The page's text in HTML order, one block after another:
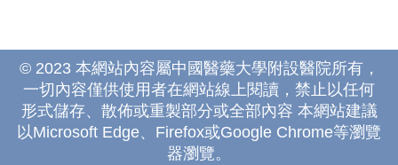
© 2023 本網站內容屬中國醫藥大學附設醫院所有，
一切內容僅供使用者在網站線上閱讀，禁止以任何
形式儲存、散佈或重製部分或全部內容 本網站建議
以Microsoft Edge、Firefox或Google Chrome等瀏覽
器瀏覽。